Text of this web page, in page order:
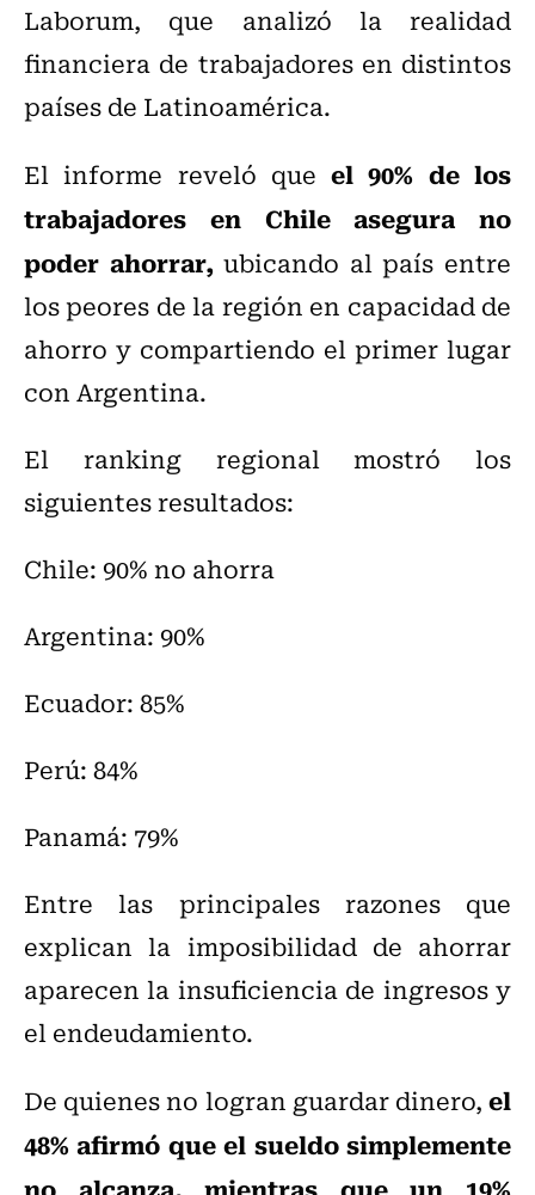
Laborum, que analizó la realidad
financiera de trabajadores en distintos
países de Latinoamérica.
El informe reveló queel 90% de los
trabajadores en Chile asegura no
poder ahorrar,ubicando al país entre
los peores de la región en capacidad de
ahorro y compartiendo el primer lugar
con Argentina.
El ranking regional mostró los
siguientes resultados:
Chile: 90% no ahorra
Argentina: 90%
Ecuador: 85%
Perú: 84%
Panamá: 79%
Entre las principales razones que
explican la imposibilidad de ahorrar
aparecen la insuficiencia de ingresos y
el endeudamiento.
De quienes no logran guardar dinero,el
48% afirmó que el sueldo simplemente